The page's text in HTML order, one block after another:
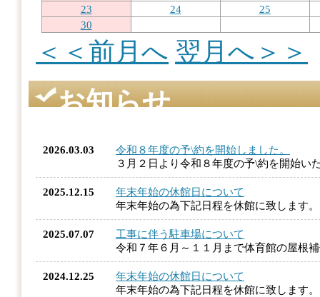
23
24
25
30
＜＜前月へ 翌月へ＞＞
お知らせ
2026.03.03
令和８年度の予\約を開始しました。
３月２日より令和８年度の予\約を開始い
2025.12.15
年末年始の休館日について
年末年始の為下記日程を休館に致します
2025.07.07
工事に伴う駐車場について
令和７年６月～１１月まで体育館の屋根
2024.12.25
年末年始の休館日について
年末年始の為下記日程を休館に致します